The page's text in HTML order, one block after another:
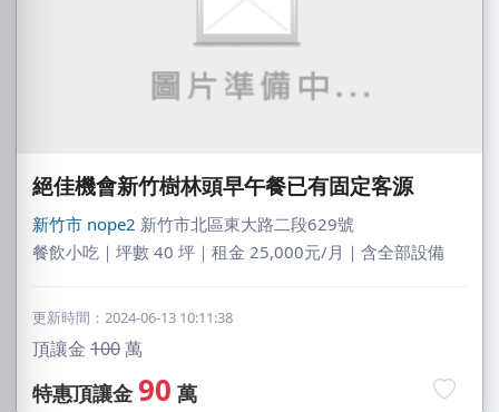
絕佳機會新竹樹林頭早午餐已有固定客源
新竹市 nope2 新竹市北區東大路二段629號
餐飲小吃｜坪數 40 坪｜租金 25,000元/月｜含全部設備
更新時間：2024-06-13 10:11:38
頂讓金 100萬
特惠頂讓金 90 萬